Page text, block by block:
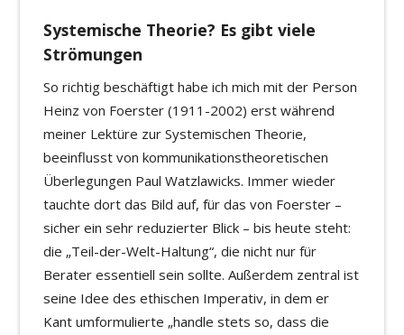
Systemische Theorie? Es gibt viele
Strömungen
So richtig beschäftigt habe ich mich mit der Person
Heinz von Foerster (1911-2002) erst während
meiner Lektüre zur Systemischen Theorie,
beeinflusst von kommunikationstheoretischen
Überlegungen Paul Watzlawicks. Immer wieder
tauchte dort das Bild auf, für das von Foerster –
sicher ein sehr reduzierter Blick – bis heute steht:
die „Teil-der-Welt-Haltung“, die nicht nur für
Berater essentiell sein sollte. Außerdem zentral ist
seine Idee des ethischen Imperativ, in dem er
Kant umformulierte „handle stets so, dass die